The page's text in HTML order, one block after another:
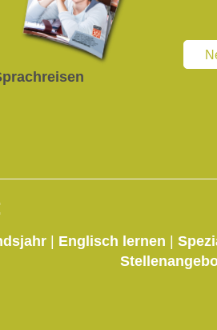
| Englisch lernen |